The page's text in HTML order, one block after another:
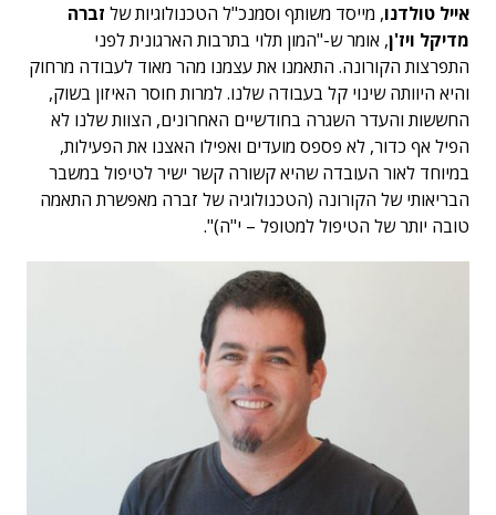
אייל טולדנו, מייסד משותף וסמנכ"ל הטכנולוגיות של זברה
מדיקל ויז'ן, אומר ש-"המון תלוי בתרבות הארגונית לפני
התפרצות הקורונה. התאמנו את עצמנו מהר מאוד לעבודה מרחוק
והיא היוותה שינוי קל בעבודה שלנו. למרות חוסר האיזון בשוק,
החששות והעדר השגרה בחודשיים האחרונים, הצוות שלנו לא
הפיל אף כדור, לא פספס מועדים ואפילו האצנו את הפעילות,
במיוחד לאור העובדה שהיא קשורה קשר ישיר לטיפול במשבר
הבריאותי של הקורונה (הטכנולוגיה של זברה מאפשרת התאמה
טובה יותר של הטיפול למטופל – י"ה)".